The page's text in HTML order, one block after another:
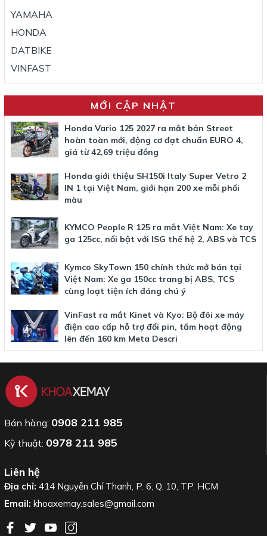
YAMAHA
HONDA
DATBIKE
VINFAST
MỚI CẬP NHẬT
Honda Vario 125 2027 ra mắt bản Street
hoàn toàn mới, động cơ đạt chuẩn EURO 4,
giá từ 42,69 triệu đồng
Honda giới thiệu SH150i Italy Super Vetro 2
IN 1 tại Việt Nam, giới hạn 200 xe mỗi phối
màu
KYMCO People R 125 ra mắt Việt Nam: Xe tay
ga 125cc, nổi bật với ISG thế hệ 2, ABS và TCS
Kymco SkyTown 150 chính thức mở bán tại
Việt Nam: Xe ga 150cc trang bị ABS, TCS
cùng loạt tiện ích đáng chú ý
VinFast ra mắt Kinet và Kyo: Bộ đôi xe máy
điện cao cấp hỗ trợ đổi pin, tầm hoạt động
lên đến 160 km Meta Descri
Bán hàng: 0908 211 985
Kỹ thuật: 0978 211 985
Liên hệ
Địa chỉ: 414 Nguyễn Chí Thanh, P. 6, Q. 10, TP. HCM
Email: khoaxemay.sales@gmail.com